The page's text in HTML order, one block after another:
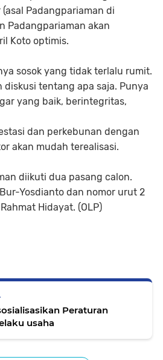
Padangpariaman di
Padangpariaman akan
Koto optimis.
sosok yang tidak terlalu rumit.
diskusi tentang apa saja. Punya
yang baik, berintegritas,
dan perkebunan dengan
akan mudah terealisasi.
diikuti dua pasang calon.
Yosdianto dan nomor urut 2
Hidayat. (OLP)
Peraturan
usaha